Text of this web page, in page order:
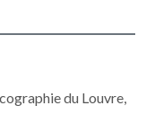
du Louvre,